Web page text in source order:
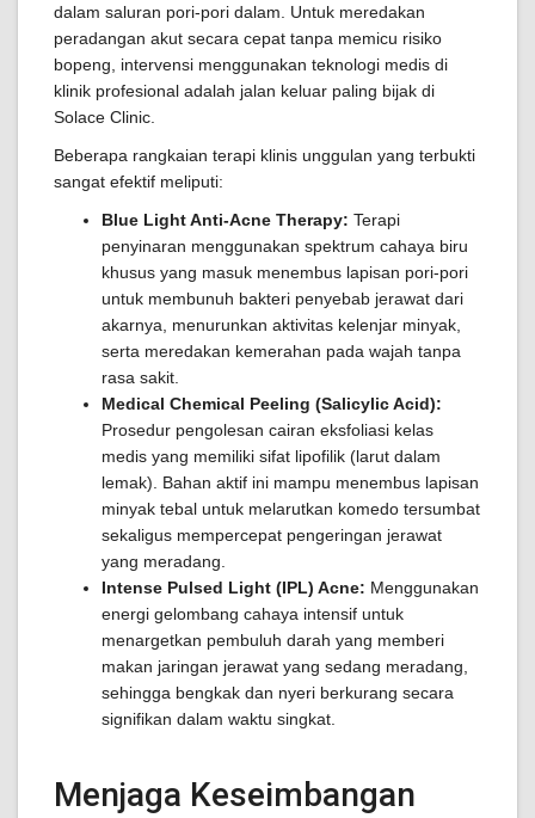
dalam saluran pori-pori dalam. Untuk meredakan
peradangan akut secara cepat tanpa memicu risiko
bopeng, intervensi menggunakan teknologi medis di
klinik profesional adalah jalan keluar paling bijak di
Solace Clinic.
Beberapa rangkaian terapi klinis unggulan yang terbukti
sangat efektif meliputi:
Blue Light Anti-Acne Therapy: Terapi
penyinaran menggunakan spektrum cahaya biru
khusus yang masuk menembus lapisan pori-pori
untuk membunuh bakteri penyebab jerawat dari
akarnya, menurunkan aktivitas kelenjar minyak,
serta meredakan kemerahan pada wajah tanpa
rasa sakit.
Medical Chemical Peeling (Salicylic Acid):
Prosedur pengolesan cairan eksfoliasi kelas
medis yang memiliki sifat lipofilik (larut dalam
lemak). Bahan aktif ini mampu menembus lapisan
minyak tebal untuk melarutkan komedo tersumbat
sekaligus mempercepat pengeringan jerawat
yang meradang.
Intense Pulsed Light (IPL) Acne: Menggunakan
energi gelombang cahaya intensif untuk
menargetkan pembuluh darah yang memberi
makan jaringan jerawat yang sedang meradang,
sehingga bengkak dan nyeri berkurang secara
signifikan dalam waktu singkat.
Menjaga Keseimbangan